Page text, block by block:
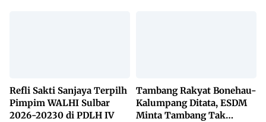
Refli Sakti Sanjaya Terpilh
Pimpim WALHI Sulbar
2026-20230 di PDLH IV
Tambang Rakyat Bonehau-
Kalumpang Ditata, ESDM
Minta Tambang Tak